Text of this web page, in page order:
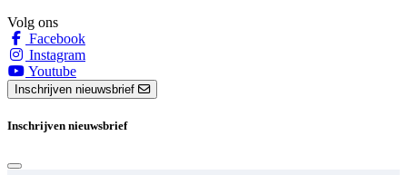
Volg ons
Facebook
Instagram
Youtube
Inschrijven nieuwsbrief
Inschrijven nieuwsbrief